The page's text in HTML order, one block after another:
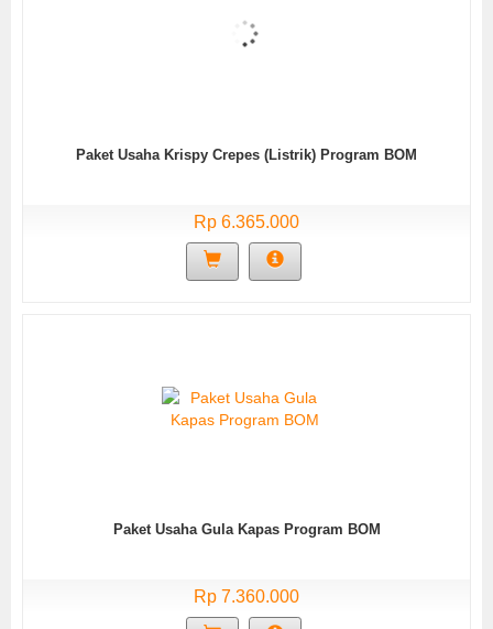
Paket Usaha Krispy Crepes (Listrik) Program BOM
Rp 6.365.000
Paket Usaha Gula Kapas Program BOM
Rp 7.360.000